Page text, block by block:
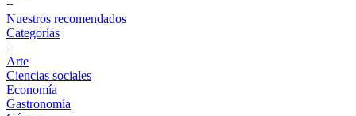
+
Nuestros recomendados
Categorías
+
Arte
Ciencias sociales
Economía
Gastronomía